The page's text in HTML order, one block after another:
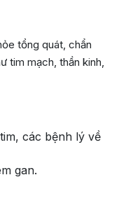
tổng quát, chẩn
tim mạch, thần kinh,
các bệnh lý về
gan.